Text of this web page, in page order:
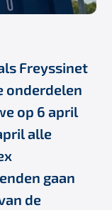
Freyssinet
onderdelen
op 6 april
alle
gaan
de